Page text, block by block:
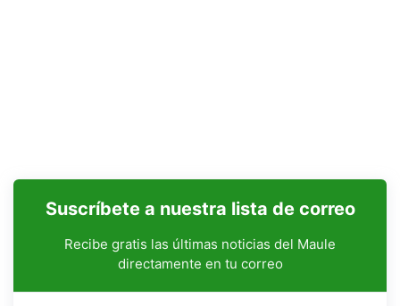
Suscríbete a nuestra lista de correo
Recibe gratis las últimas noticias del Maule
directamente en tu correo